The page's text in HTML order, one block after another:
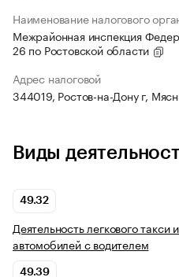
Наименование налогового
Межрайонная инспекция
26 по Ростовской области
Адрес налоговой
344019, Ростов-на-Дону г,
Виды
49.32
Деятельность легкового такси
автомобилей с водителем
49.39